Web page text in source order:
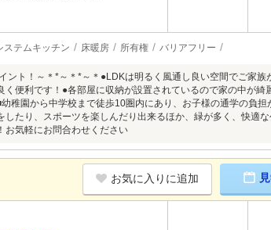
ステムキッチン 床暖房 所有権 バリアフリー
ント！～＊*～＊*～＊●LDKは明るく風通し良い空間でご家
く便利です！●各部屋に収納が設置されているので家の中が
稚園から中学校まで徒歩10圏内にあり、お子様の通学の負
したり、スポーツを楽しんだり出来るほか、緑が多く、快適
お気軽にお問合わせください
お気に入りに追加